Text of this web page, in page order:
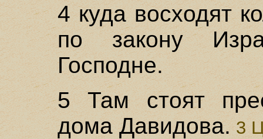
4 куда восходят
по закону
Господне.
5 Там стоят
дома Давидова. 3